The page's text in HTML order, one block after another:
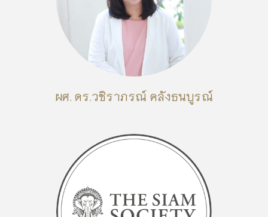
ผศ. ดร.วชิราภรณ์ คลังธนบูรณ์